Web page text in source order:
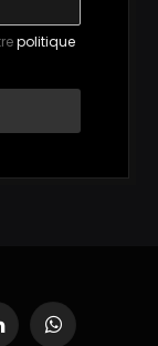
politique
WhatsApp